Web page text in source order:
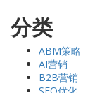
分类
ABM策略
AI营销
B2B营销